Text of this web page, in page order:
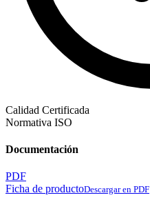
Calidad Certificada
Normativa ISO
Documentación
PDF
Ficha de productoDescargar en PDF